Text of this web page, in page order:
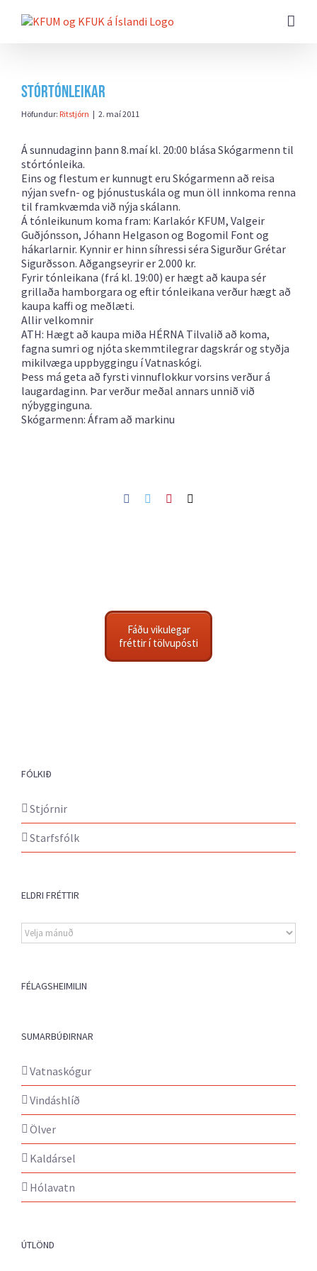
beint
Stórtónleikar
Höfundur: Ritstjórn | 2. maí 2011
Á sunnudaginn þann 8.maí kl. 20:00 blása Skógarmenn til
stórtónleika.
Eins og flestum er kunnugt eru Skógarmenn að reisa
nýjan svefn- og þjónustuskála og mun öll innkoma renna
til framkvæmda við nýja skálann.
Á tónleikunum koma fram: Karlakór KFUM, Valgeir
Guðjónsson, Jóhann Helgason og Bogomil Font og
hákarlarnir. Kynnir er hinn síhressi séra Sigurður Grétar
Sigurðsson. Aðgangseyrir er 2.000 kr.
Fyrir tónleikana (frá kl. 19:00) er hægt að kaupa sér
grillaða hamborgara og eftir tónleikana verður hægt að
kaupa kaffi og meðlæti.
Allir velkomnir
ATH: Hægt að kaupa miða HÉRNA Tilvalið að koma,
fagna sumri og njóta skemmtilegrar dagskrár og styðja
mikilvæga uppbyggingu í Vatnaskógi.
Þess má geta að fyrsti vinnuflokkur vorsins verður á
laugardaginn. Þar verður meðal annars unnið við
nýbygginguna.
Skógarmenn: Áfram að markinu
Facebook
TwitterPinterest
Fáðu vikulegar
fréttir í tölvupósti
FÓLKIÐ
Stjórnir
Starfsfólk
ELDRI FRÉTTIR
Eldri
fréttir
FÉLAGSHEIMILIN
SUMARBÚÐIRNAR
Vatnaskógur
Vindáshlíð
Ölver
Kaldársel
Hólavatn
ÚTLÖND